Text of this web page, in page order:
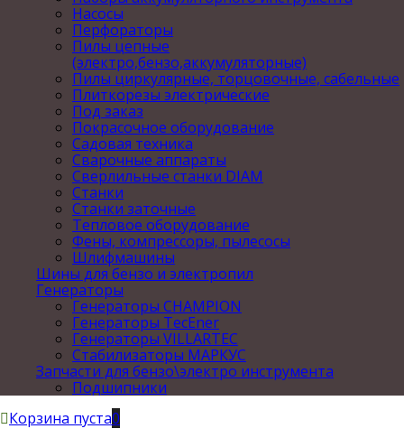
Насосы
Перфораторы
Пилы цепные
(электро,бензо,аккумуляторные)
Пилы циркулярные, торцовочные, сабельные
Плиткорезы электрические
Под заказ
Покрасочное оборудование
Садовая техника
Сварочные аппараты
Сверлильные станки DIAM
Станки
Станки заточные
Тепловое оборудование
Фены, компрессоры, пылесосы
Шлифмашины
Шины для бензо и электропил
Генераторы
Генераторы CHAMPION
Генераторы TecEner
Генераторы VILLARTEC
Стабилизаторы МАРКУС
Запчасти для бензо\электро инструмента
Подшипники
Корзина пуста0